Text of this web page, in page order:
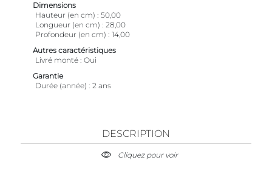
Dimensions
Hauteur (en cm)
50,00
Longueur (en cm)
28,00
Profondeur (en cm)
14,00
Autres caractéristiques
Livré monté Oui
Garantie
Durée (année)
2 ans
DESCRIPTION
Cliquez pour voir